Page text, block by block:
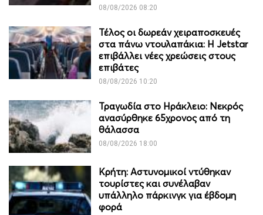
08/08/2026 08:20
Τέλος οι δωρεάν χειραποσκευές
στα πάνω ντουλαπάκια: Η Jetstar
επιβάλλει νέες χρεώσεις στους
επιβάτες
08/08/2026 10:20
Τραγωδία στο Ηράκλειο: Νεκρός
ανασύρθηκε 65χρονος από τη
θάλασσα
08/08/2026 18:00
Κρήτη: Αστυνομικοί ντύθηκαν
τουρίστες και συνέλαβαν
υπάλληλο πάρκινγκ για έβδομη
φορά